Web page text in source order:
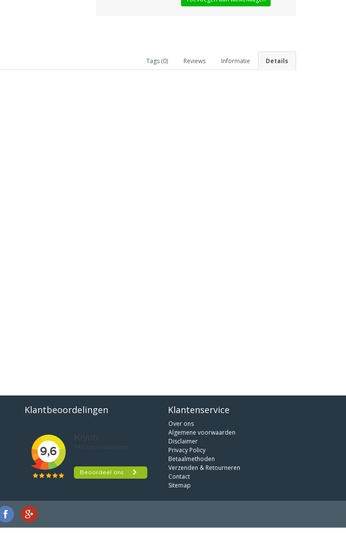
Details
Informatie
Reviews
Tags (0)
Klantbeoordelingen Klantenservice
Over ons
Algemene voorwaarden
Disclaimer
Privacy Policy
Betaalmethoden
Verzenden & Retourneren
Contact
Sitemap